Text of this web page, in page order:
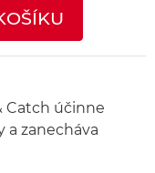
Catch účinne
a zanecháva